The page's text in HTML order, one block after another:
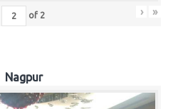
of 2 › »
Nagpur